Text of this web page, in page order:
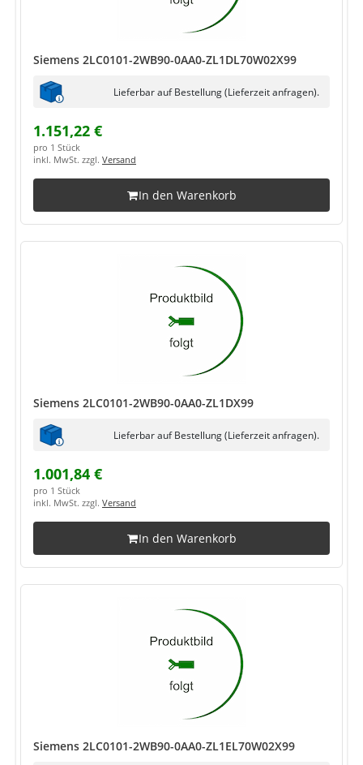
Siemens 2LC0101-2WB90-0AA0-ZL1DL70W02X99
Lieferbar auf Bestellung (Lieferzeit anfragen).
1.151,22 €
pro 1 Stück
inkl. MwSt. zzgl. Versand
In den Warenkorb
Siemens 2LC0101-2WB90-0AA0-ZL1DX99
Lieferbar auf Bestellung (Lieferzeit anfragen).
1.001,84 €
pro 1 Stück
inkl. MwSt. zzgl. Versand
In den Warenkorb
Siemens 2LC0101-2WB90-0AA0-ZL1EL70W02X99